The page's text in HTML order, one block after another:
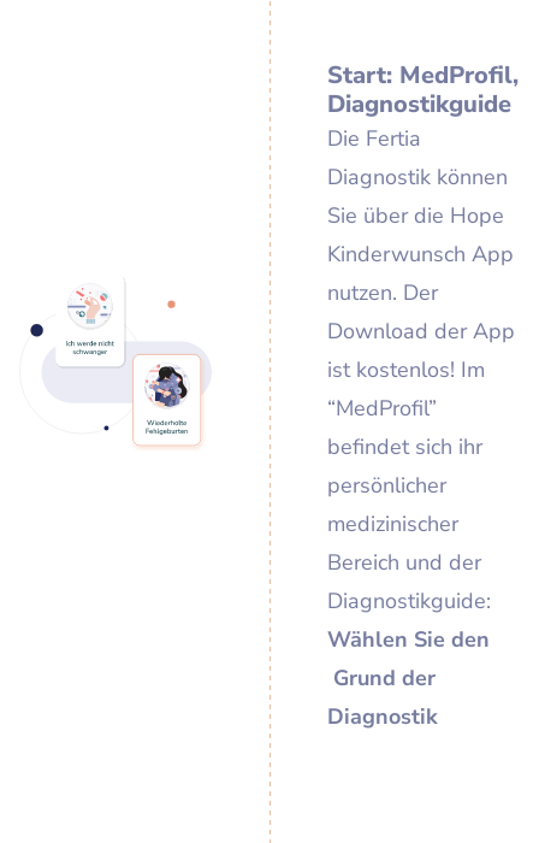
Start: MedProfil,
Diagnostikguide
Die Fertia
Diagnostik können
Sie über die Hope
Kinderwunsch App
nutzen. Der
Download der App
ist kostenlos! Im
“MedProfil”
befindet sich ihr
persönlicher
medizinischer
Bereich und der
Diagnostikguide:
Wählen Sie den
Grund der
Diagnostik